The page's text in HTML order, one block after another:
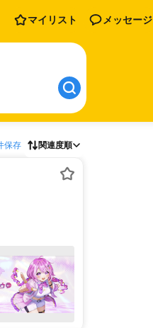
マイリスト メッセージ
保存 関連度順